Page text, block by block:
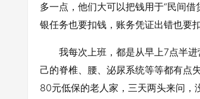
多一点，他们大可以把钱用于“民间
银任务也要扣钱，账务凭证出错也要
我每次上班，都是从早上7点半
己的脊椎、腰、泌尿系统等等都有点
80元低保的老人家，三天两头来问，